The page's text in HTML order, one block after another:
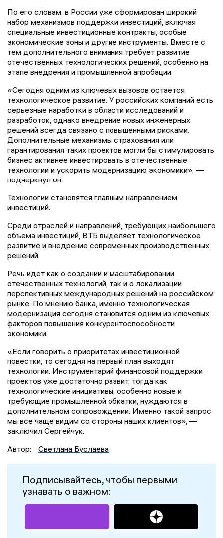
По его словам, в России уже сформирован широкий
набор механизмов поддержки инвестиций, включая
специальные инвестиционные контракты, особые
экономические зоны и другие инструменты. Вместе с
тем дополнительного внимания требует развитие
отечественных технологических решений, особенно на
этапе внедрения и промышленной апробации.
«Сегодня одним из ключевых вызовов остается
технологическое развитие. У российских компаний есть
серьезные наработки в области исследований и
разработок, однако внедрение новых инженерных
решений всегда связано с повышенными рисками.
Дополнительные механизмы страхования или
гарантирования таких проектов могли бы стимулировать
бизнес активнее инвестировать в отечественные
технологии и ускорить модернизацию экономики», —
подчеркнул он.
Технологии становятся главным направлением
инвестиций.
Среди отраслей и направлений, требующих наибольшего
объема инвестиций, ВТБ выделяет технологическое
развитие и внедрение современных производственных
решений.
Речь идет как о создании и масштабировании
отечественных технологий, так и о локализации
перспективных международных решений на российском
рынке. По мнению банка, именно технологическая
модернизация сегодня становится одним из ключевых
факторов повышения конкурентоспособности
экономики.
«Если говорить о приоритетах инвестиционной
повестки, то сегодня на первый план выходят
технологии. Инструментарий финансовой поддержки
проектов уже достаточно развит, тогда как
технологические инициативы, особенно новые и
требующие промышленной обкатки, нуждаются в
дополнительном сопровождении. Именно такой запрос
мы все чаще видим со стороны наших клиентов», —
заключил Сергейчук.
Автор:
Светлана Буслаева
Подписывайтесь, чтобы первыми
узнавать о важном: